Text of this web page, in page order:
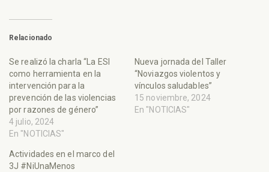
Relacionado
Se realizó la charla “La ESI
como herramienta en la
intervención para la
prevención de las violencias
por razones de género”
4 julio, 2024
En "NOTICIAS"
Nueva jornada del Taller
“Noviazgos violentos y
vínculos saludables”
15 noviembre, 2024
En "NOTICIAS"
Actividades en el marco del
3J #NiUnaMenos